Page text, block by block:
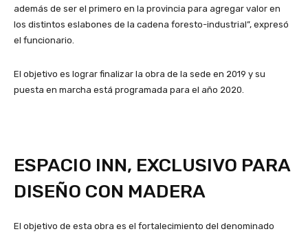
además de ser el primero en la provincia para agregar valor en
los distintos eslabones de la cadena foresto-industrial”, expresó
el funcionario.
El objetivo es lograr finalizar la obra de la sede en 2019 y su
puesta en marcha está programada para el año 2020.
ESPACIO INN, EXCLUSIVO PARA
DISEÑO CON MADERA
El objetivo de esta obra es el fortalecimiento del denominado